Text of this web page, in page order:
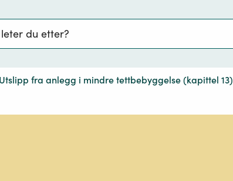
Utslipp fra anlegg i mindre tettbebyggelse (kapittel 13)